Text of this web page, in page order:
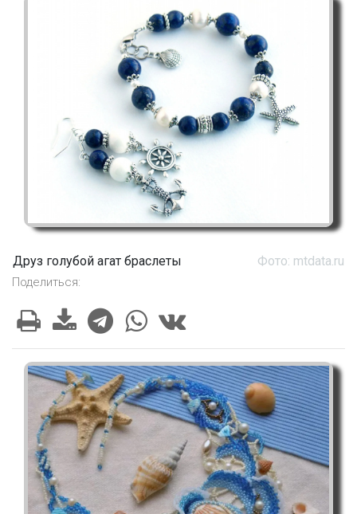
Друз голубой агат браслеты Фото: mtdata.ru
Поделиться: